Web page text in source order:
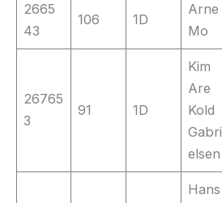
2665
43
106 1D
Arne
Mo
26765
3
91 1D
Kim
Are
Kold
Gabri
elsen
Hans